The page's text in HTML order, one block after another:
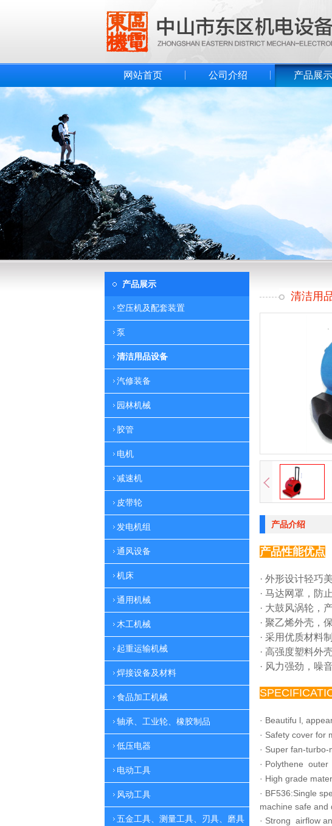
网站首页 公司介绍 产品展示
产品展示
空压机及配套装置
泵
清洁用品设备
汽修装备
园林机械
胶管
电机
减速机
皮带轮
发电机组
通风设备
机床
通用机械
木工机械
起重运输机械
焊接设备及材料
食品加工机械
轴承、工业轮、橡胶制品
低压电器
电动工具
风动工具
五金工具、测量工具、刃具、磨具
清洁用
产品介绍
产品性能优点
· 外形设计轻巧美
· 马达网罩，防
· 大鼓风涡轮，
· 聚乙烯外壳，
· 采用优质材料
· 高强度塑料外
· 风力强劲，噪
· Beautifu l,
· Safety cover for
· Super fan-
· Polythene outer
· High grade
· BF536:Single
machine safe and
· Strong airflow